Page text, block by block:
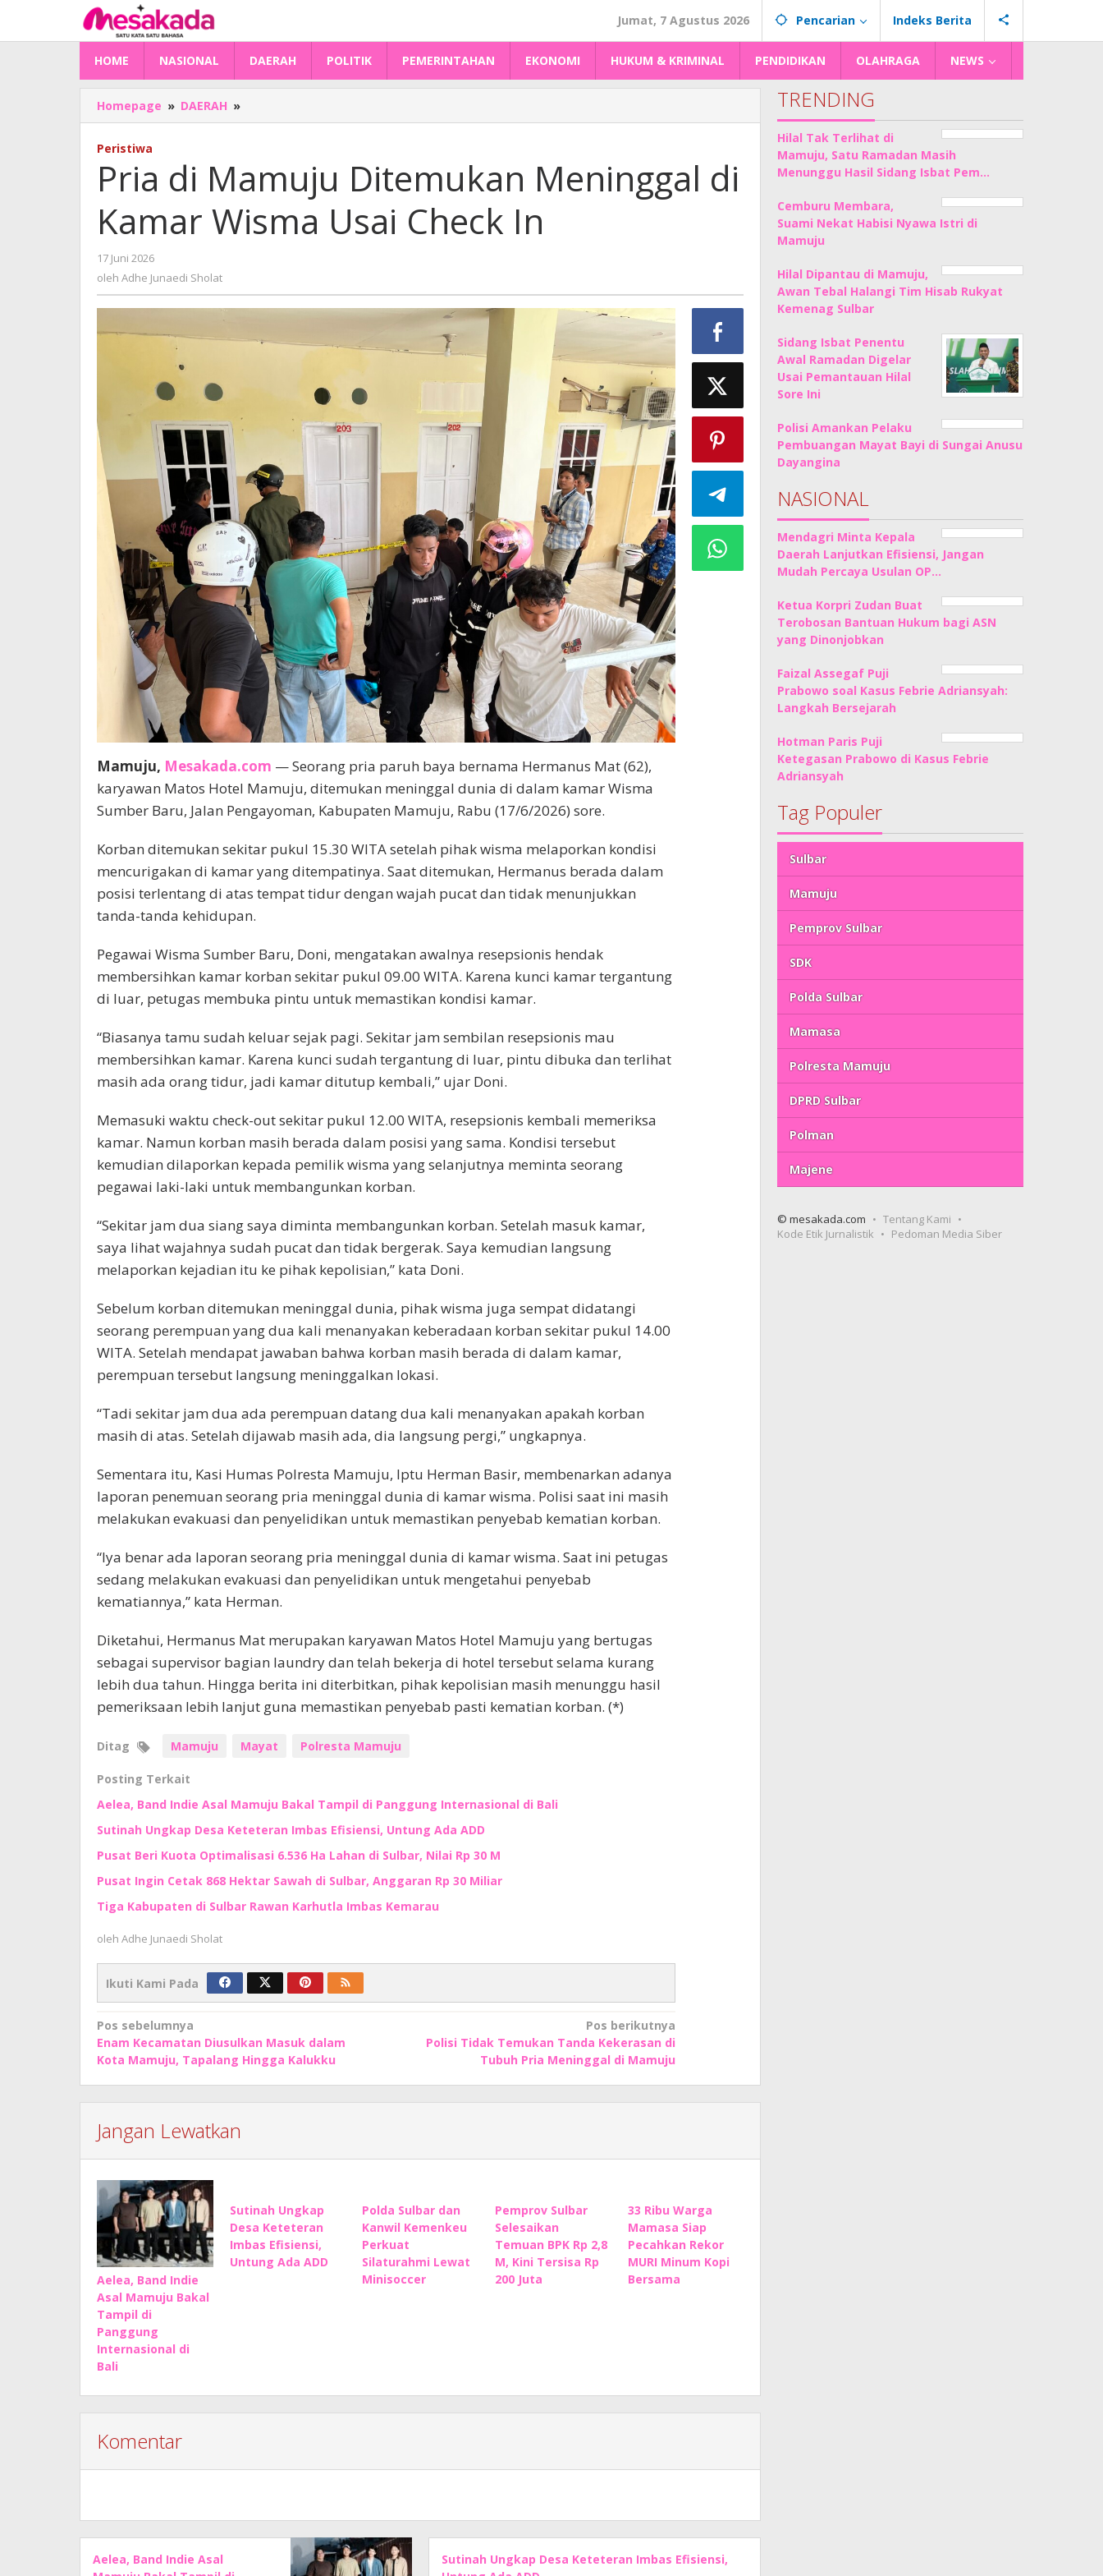
konten
Jumat, 7 Agustus 2026 Pencarian Indeks Berita
HOME NASIONAL DAERAH POLITIK PEMERINTAHAN EKONOMI HUKUM & KRIMINAL PENDIDIKAN OLAHRAGA NEWS
Homepage » DAERAH »
di
Meninggal
di
Kamar
Wisma
Peristiwa
Pria di Mamuju Ditemukan Meninggal di
Kamar Wisma Usai Check In
17 Juni 2026
Adhe
oleh Adhe Junaedi Sholat
Mamuju, Mesakada.com — Seorang pria paruh baya bernama Hermanus Mat (62),
karyawan Matos Hotel Mamuju, ditemukan meninggal dunia di dalam kamar Wisma
Sumber Baru, Jalan Pengayoman, Kabupaten Mamuju, Rabu (17/6/2026) sore.
Korban ditemukan sekitar pukul 15.30 WITA setelah pihak wisma melaporkan kondisi
mencurigakan di kamar yang ditempatinya. Saat ditemukan, Hermanus berada dalam
posisi terlentang di atas tempat tidur dengan wajah pucat dan tidak menunjukkan
tanda-tanda kehidupan.
Pegawai Wisma Sumber Baru, Doni, mengatakan awalnya resepsionis hendak
membersihkan kamar korban sekitar pukul 09.00 WITA. Karena kunci kamar tergantung
di luar, petugas membuka pintu untuk memastikan kondisi kamar.
“Biasanya tamu sudah keluar sejak pagi. Sekitar jam sembilan resepsionis mau
membersihkan kamar. Karena kunci sudah tergantung di luar, pintu dibuka dan terlihat
masih ada orang tidur, jadi kamar ditutup kembali,” ujar Doni.
Memasuki waktu check-out sekitar pukul 12.00 WITA, resepsionis kembali memeriksa
kamar. Namun korban masih berada dalam posisi yang sama. Kondisi tersebut
kemudian dilaporkan kepada pemilik wisma yang selanjutnya meminta seorang
pegawai laki-laki untuk membangunkan korban.
“Sekitar jam dua siang saya diminta membangunkan korban. Setelah masuk kamar,
saya lihat wajahnya sudah pucat dan tidak bergerak. Saya kemudian langsung
melaporkan kejadian itu ke pihak kepolisian,” kata Doni.
Sebelum korban ditemukan meninggal dunia, pihak wisma juga sempat didatangi
seorang perempuan yang dua kali menanyakan keberadaan korban sekitar pukul 14.00
WITA. Setelah mendapat jawaban bahwa korban masih berada di dalam kamar,
perempuan tersebut langsung meninggalkan lokasi.
“Tadi sekitar jam dua ada perempuan datang dua kali menanyakan apakah korban
masih di atas. Setelah dijawab masih ada, dia langsung pergi,” ungkapnya.
Sementara itu, Kasi Humas Polresta Mamuju, Iptu Herman Basir, membenarkan adanya
laporan penemuan seorang pria meninggal dunia di kamar wisma. Polisi saat ini masih
melakukan evakuasi dan penyelidikan untuk memastikan penyebab kematian korban.
“Iya benar ada laporan seorang pria meninggal dunia di kamar wisma. Saat ini petugas
sedang melakukan evakuasi dan penyelidikan untuk mengetahui penyebab
kematiannya,” kata Herman.
Diketahui, Hermanus Mat merupakan karyawan Matos Hotel Mamuju yang bertugas
sebagai supervisor bagian laundry dan telah bekerja di hotel tersebut selama kurang
lebih dua tahun. Hingga berita ini diterbitkan, pihak kepolisian masih menunggu hasil
pemeriksaan lebih lanjut guna memastikan penyebab pasti kematian korban. (*)
Ditag Mamuju Mayat Polresta Mamuju
Posting Terkait
Aelea, Band Indie Asal Mamuju Bakal Tampil di Panggung Internasional di Bali
Sutinah Ungkap Desa Keteteran Imbas Efisiensi, Untung Ada ADD
Pusat Beri Kuota Optimalisasi 6.536 Ha Lahan di Sulbar, Nilai Rp 30 M
Pusat Ingin Cetak 868 Hektar Sawah di Sulbar, Anggaran Rp 30 Miliar
Tiga Kabupaten di Sulbar Rawan Karhutla Imbas Kemarau
oleh Adhe Junaedi Sholat
Ikuti Kami Pada
Navigasi
pos
Pos sebelumnya
Enam Kecamatan Diusulkan Masuk dalam
Kota Mamuju, Tapalang Hingga Kalukku
Pos berikutnya
Polisi Tidak Temukan Tanda Kekerasan di
Tubuh Pria Meninggal di Mamuju
Jangan Lewatkan
Aelea, Band Indie
Asal Mamuju Bakal
Tampil di
Panggung
Internasional di
Bali
Sutinah Ungkap
Desa Keteteran
Imbas Efisiensi,
Untung Ada ADD
Polda Sulbar dan
Kanwil Kemenkeu
Perkuat
Silaturahmi Lewat
Minisoccer
Pemprov Sulbar
Selesaikan
Temuan BPK Rp 2,8
M, Kini Tersisa Rp
200 Juta
33 Ribu Warga
Mamasa Siap
Pecahkan Rekor
MURI Minum Kopi
Bersama
Komentar
Aelea, Band Indie Asal
Sutinah Ungkap Desa Keteteran Imbas Efisiensi,
TRENDING
Hilal Tak Terlihat di
Mamuju, Satu Ramadan Masih
Menunggu Hasil Sidang Isbat Pem…
Cemburu Membara,
Suami Nekat Habisi Nyawa Istri di
Mamuju
Hilal Dipantau di Mamuju,
Awan Tebal Halangi Tim Hisab Rukyat
Kemenag Sulbar
Sidang Isbat Penentu
Awal Ramadan Digelar
Usai Pemantauan Hilal
Sore Ini
Polisi Amankan Pelaku
Pembuangan Mayat Bayi di Sungai Anusu
Dayangina
NASIONAL
Mendagri Minta Kepala
Daerah Lanjutkan Efisiensi, Jangan
Mudah Percaya Usulan OP…
Ketua Korpri Zudan Buat
Terobosan Bantuan Hukum bagi ASN
yang Dinonjobkan
Faizal Assegaf Puji
Prabowo soal Kasus Febrie Adriansyah:
Langkah Bersejarah
Hotman Paris Puji
Ketegasan Prabowo di Kasus Febrie
Adriansyah
Tag Populer
Sulbar
Mamuju
Pemprov Sulbar
SDK
Polda Sulbar
Mamasa
Polresta Mamuju
DPRD Sulbar
Polman
Majene
© mesakada.com
Tentang Kami
Kode Etik Jurnalistik
Pedoman Media Siber